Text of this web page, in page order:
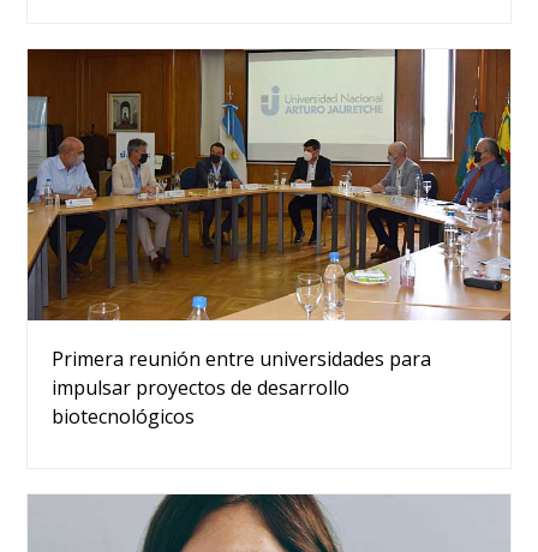
Primera reunión entre universidades para
impulsar proyectos de desarrollo
biotecnológicos